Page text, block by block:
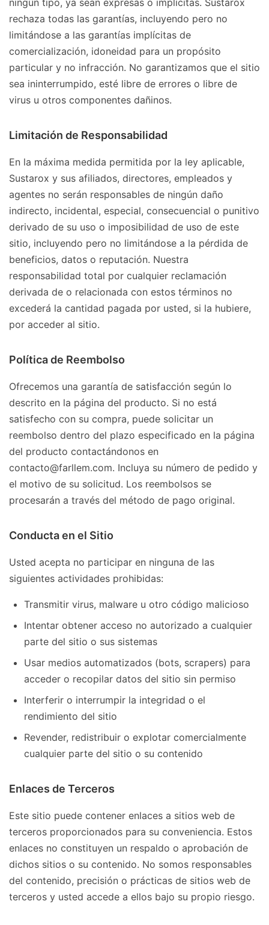
ningún tipo, ya sean expresas o implícitas. Sustarox
rechaza todas las garantías, incluyendo pero no
limitándose a las garantías implícitas de
comercialización, idoneidad para un propósito
particular y no infracción. No garantizamos que el sitio
sea ininterrumpido, esté libre de errores o libre de
virus u otros componentes dañinos.
Limitación de Responsabilidad
En la máxima medida permitida por la ley aplicable,
Sustarox y sus afiliados, directores, empleados y
agentes no serán responsables de ningún daño
indirecto, incidental, especial, consecuencial o punitivo
derivado de su uso o imposibilidad de uso de este
sitio, incluyendo pero no limitándose a la pérdida de
beneficios, datos o reputación. Nuestra
responsabilidad total por cualquier reclamación
derivada de o relacionada con estos términos no
excederá la cantidad pagada por usted, si la hubiere,
por acceder al sitio.
Política de Reembolso
Ofrecemos una garantía de satisfacción según lo
descrito en la página del producto. Si no está
satisfecho con su compra, puede solicitar un
reembolso dentro del plazo especificado en la página
del producto contactándonos en
contacto@farllem.com. Incluya su número de pedido y
el motivo de su solicitud. Los reembolsos se
procesarán a través del método de pago original.
Conducta en el Sitio
Usted acepta no participar en ninguna de las
siguientes actividades prohibidas:
Transmitir virus, malware u otro código malicioso
Intentar obtener acceso no autorizado a cualquier
parte del sitio o sus sistemas
Usar medios automatizados (bots, scrapers) para
acceder o recopilar datos del sitio sin permiso
Interferir o interrumpir la integridad o el
rendimiento del sitio
Revender, redistribuir o explotar comercialmente
cualquier parte del sitio o su contenido
Enlaces de Terceros
Este sitio puede contener enlaces a sitios web de
terceros proporcionados para su conveniencia. Estos
enlaces no constituyen un respaldo o aprobación de
dichos sitios o su contenido. No somos responsables
del contenido, precisión o prácticas de sitios web de
terceros y usted accede a ellos bajo su propio riesgo.